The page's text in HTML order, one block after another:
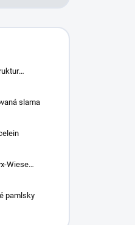
slama
Wiese
pamlsky